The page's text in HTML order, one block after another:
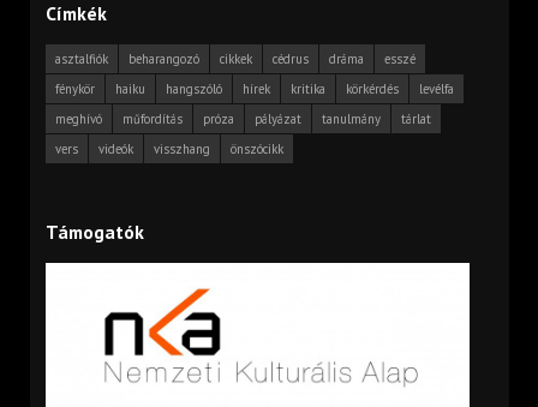
Címkék
asztalfiók beharangozó cikkek cédrus dráma
esszé
fénykör
haiku hangszóló hírek kritika körkérdés
levélfa
meghívó
műfordítás próza pályázat tanulmány
tárlat
vers
videók visszhang önszócikk
Támogatók